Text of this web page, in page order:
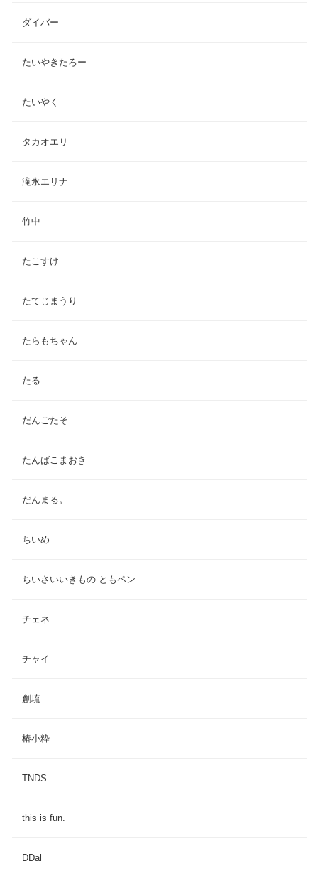
ダイバー
たいやきたろー
たいやく
タカオエリ
滝永エリナ
竹中
たこすけ
たてじまうり
たらもちゃん
たる
だんごたそ
たんばこまおき
だんまる。
ちいめ
ちいさいいきもの ともペン
チェネ
チャイ
創琉
椿小粋
TNDS
this is fun.
DDal